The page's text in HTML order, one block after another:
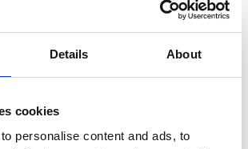
Details About
cookies
personalise content and ads, to
The